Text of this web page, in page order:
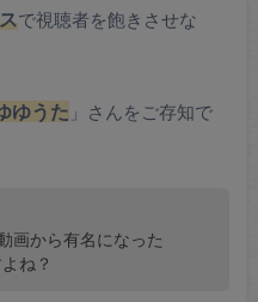
で視聴者を飽きさせな
ゆうた 」さんをご存知で
画から有名になった
ね？